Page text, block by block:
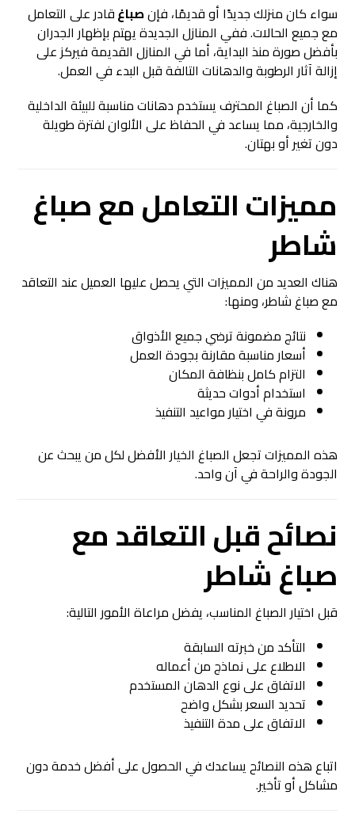
سواء كان منزلك جديدًا أو قديمًا، فإنصباغقادر على التعامل
مع جميع الحالات. ففي المنازل الجديدة يهتم بإظهار الجدران
بأفضل صورة منذ البداية، أما في المنازل القديمة فيركز على
إزالة آثار الرطوبة والدهانات التالفة قبل البدء في العمل.
كما أن الصباغ المحترف يستخدم دهانات مناسبة للبيئة الداخلية
والخارجية، مما يساعد في الحفاظ على الألوان لفترة طويلة
دون تغير أو بهتان.
مميزات التعامل معصباغ
شاطر
هناك العديد من المميزات التي يحصل عليها العميل عند التعاقد
مع صباغ شاطر، ومنها:
نتائج مضمونة ترضي جميع الأذواق
أسعار مناسبة مقارنة بجودة العمل
التزام كامل بنظافة المكان
استخدام أدوات حديثة
مرونة في اختيار مواعيد التنفيذ
هذه المميزات تجعل الصباغ الخيار الأفضل لكل من يبحث عن
الجودة والراحة في آن واحد.
نصائح قبل التعاقد مع
صباغ شاطر
قبل اختيار الصباغ المناسب، يفضل مراعاة الأمور التالية:
التأكد من خبرته السابقة
الاطلاع على نماذج من أعماله
الاتفاق على نوع الدهان المستخدم
تحديد السعر بشكل واضح
الاتفاق على مدة التنفيذ
اتباع هذه النصائح يساعدك في الحصول على أفضل خدمة دون
مشاكل أو تأخير.